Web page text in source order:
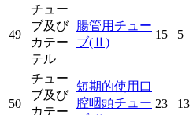
49
チュー
ブ及び
カテー
テル
腸管用チュー
ブ(Ⅱ)
15 5
50
チュー
ブ及び
カテー
短期的使用口
腔咽頭チュー 23 13